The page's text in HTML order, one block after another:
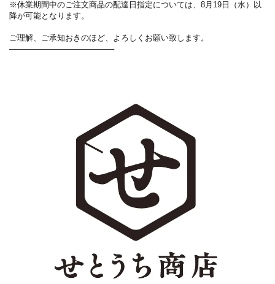
※休業期間中のご注文商品の配達日指定については、8月19日（水）以
降が可能となります。
ご理解、ご承知おきのほど、よろしくお願い致します。
───────────────────